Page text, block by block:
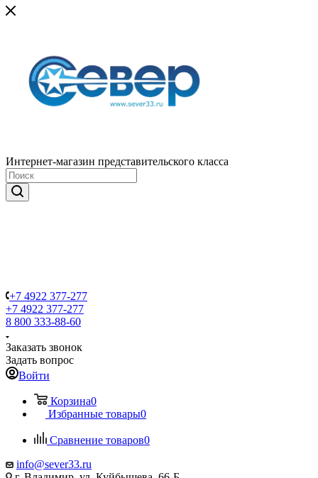
Интернет-магазин представительского класса
+7 4922 377-277
+7 4922 377-277
8 800 333-88-60
Заказать звонок
Задать вопрос
Войти
Корзина0
Избранные товары0
Сравнение товаров0
info@sever33.ru